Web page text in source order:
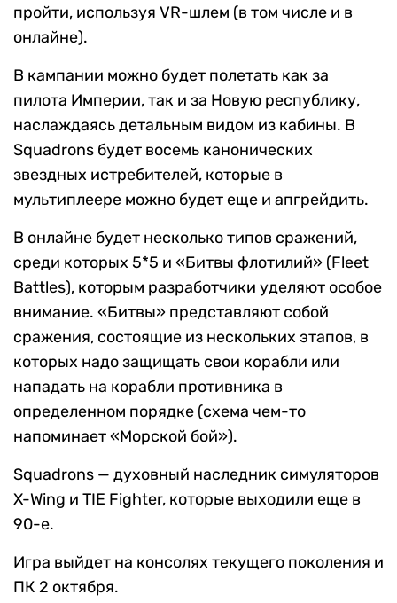
пройти, используя VR-шлем (в том числе и в
онлайне).
В кампании можно будет полетать как за
пилота Империи, так и за Новую республику,
наслаждаясь детальным видом из кабины. В
Squadrons будет восемь канонических
звездных истребителей, которые в
мультиплеере можно будет еще и апгрейдить.
В онлайне будет несколько типов сражений,
среди которых 5*5 и «Битвы флотилий» (Fleet
Battles), которым разработчики уделяют особое
внимание. «Битвы» представляют собой
сражения, состоящие из нескольких этапов, в
которых надо защищать свои корабли или
нападать на корабли противника в
определенном порядке (схема чем-то
напоминает «Морской бой»).
Squadrons — духовный наследник симуляторов
X-Wing и TIE Fighter, которые выходили еще в
90-е.
Игра выйдет на консолях текущего поколения и
ПК 2 октября.